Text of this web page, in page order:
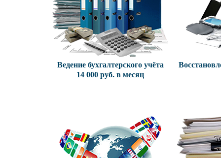
Ведение бухгалтерского учёта
14 000 руб. в месяц